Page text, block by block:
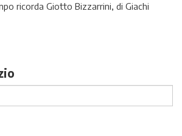
ricorda Giotto Bizzarrini, di Giachi